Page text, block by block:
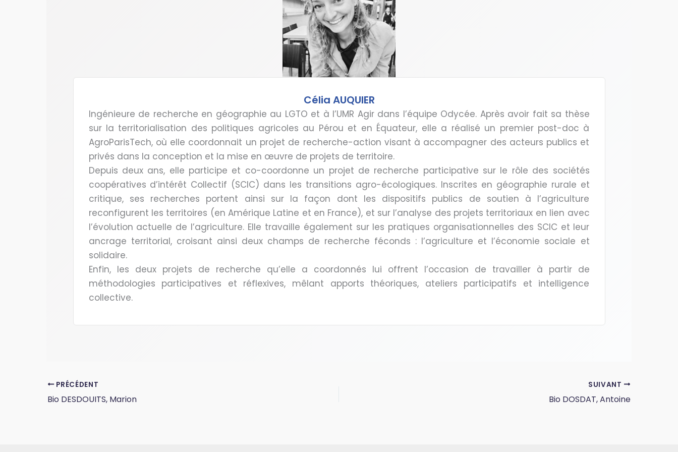
Célia AUQUIER
Ingénieure de recherche en géographie au LGTO et à l’UMR Agir dans l’équipe Odycée. Après avoir fait sa thèse
sur la territorialisation des politiques agricoles au Pérou et en Équateur, elle a réalisé un premier post-doc à
AgroParisTech, où elle coordonnait un projet de recherche-action visant à accompagner des acteurs publics et
privés dans la conception et la mise en œuvre de projets de territoire.
Depuis deux ans, elle participe et co-coordonne un projet de recherche participative sur le rôle des sociétés
coopératives d’intérêt Collectif (SCIC) dans les transitions agro-écologiques. Inscrites en géographie rurale et
critique, ses recherches portent ainsi sur la façon dont les dispositifs publics de soutien à l’agriculture
reconfigurent les territoires (en Amérique Latine et en France), et sur l’analyse des projets territoriaux en lien avec
l’évolution actuelle de l’agriculture. Elle travaille également sur les pratiques organisationnelles des SCIC et leur
ancrage territorial, croisant ainsi deux champs de recherche féconds : l’agriculture et l’économie sociale et
solidaire.
Enfin, les deux projets de recherche qu’elle a coordonnés lui offrent l’occasion de travailler à partir de
méthodologies participatives et réflexives, mêlant apports théoriques, ateliers participatifs et intelligence
collective.
PRÉCÉDENT
Bio DESDOUITS, Marion
SUIVANT
Bio DOSDAT, Antoine